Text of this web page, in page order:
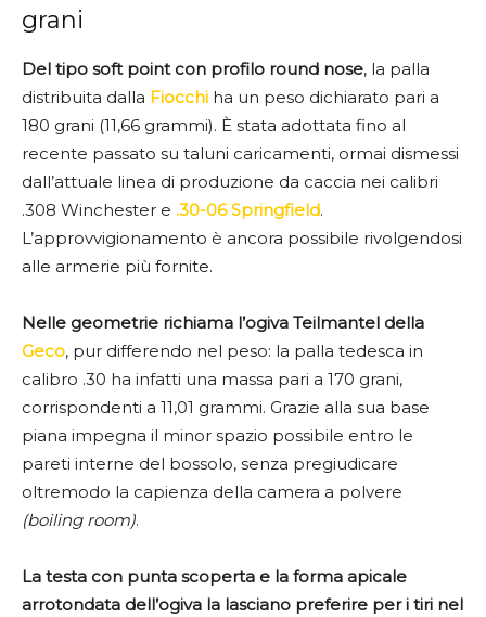
grani
Del tipo soft point con profilo round nose, la palla
distribuita dalla Fiocchi ha un peso dichiarato pari a
180 grani (11,66 grammi). È stata adottata fino al
recente passato su taluni caricamenti, ormai dismessi
dall’attuale linea di produzione da caccia nei calibri
.308 Winchester e .30-06 Springfield.
L’approvvigionamento è ancora possibile rivolgendosi
alle armerie più fornite.
Nelle geometrie richiama l’ogiva Teilmantel della
Geco, pur differendo nel peso: la palla tedesca in
calibro .30 ha infatti una massa pari a 170 grani,
corrispondenti a 11,01 grammi. Grazie alla sua base
piana impegna il minor spazio possibile entro le
pareti interne del bossolo, senza pregiudicare
oltremodo la capienza della camera a polvere
(boiling room).
La testa con punta scoperta e la forma apicale
arrotondata dell’ogiva la lasciano preferire per i tiri nel